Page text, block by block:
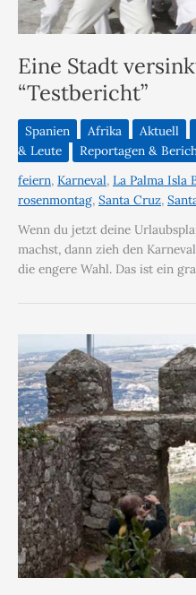
Eine Stadt
“Testbericht”
Spanien Afrika Aktuell
& Leute
Reportagen &
feiern, Karneval, La Palma Isla
rosenmontag, Santa Cruz,
Wenn du jetzt deine
machst, dann zieh den
die engere Wahl. Das ist ein